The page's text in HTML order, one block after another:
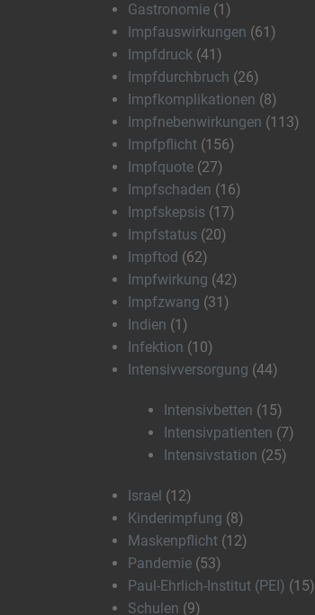
Gastronomie (1)
Impfauswirkungen (61)
Impfdruck (41)
Impfdurchbruch (26)
Impfkomplikationen (8)
Impfnebenwirkungen (113)
Impfpflicht (156)
Impfquote (27)
Impfschaden (16)
Impfskepsis (17)
Impfstatus (20)
Impftod (62)
Impfwirkung (42)
Impfzwang (31)
Indien (1)
Infektion (10)
Intensivversorgung (44)
Intensivbetten (15)
Intensivpatienten (7)
Intensivstation (25)
Israel (12)
Kinderimpfung (8)
Maskenpflicht (12)
Pandemie (53)
Paul-Ehrlich-Institut (PEI) (15)
Schulen (9)